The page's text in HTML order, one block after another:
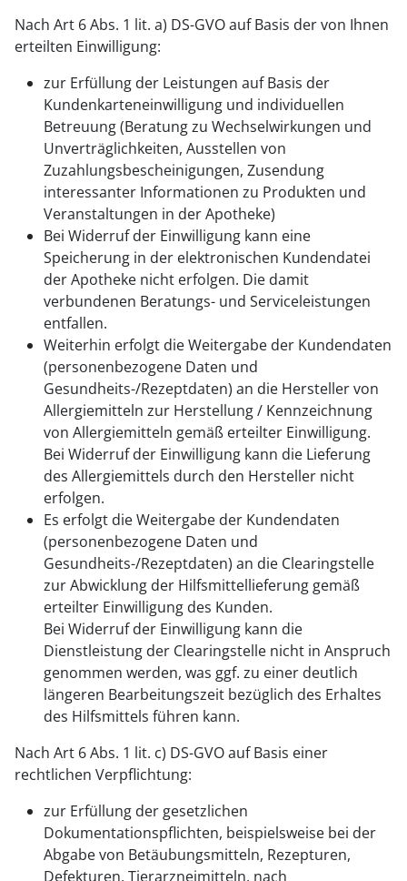
Nach Art 6 Abs. 1 lit. a) DS-GVO auf Basis der von Ihnen
erteilten Einwilligung:
zur Erfüllung der Leistungen auf Basis der
Kundenkarteneinwilligung und individuellen
Betreuung (Beratung zu Wechselwirkungen und
Unverträglichkeiten, Ausstellen von
Zuzahlungsbescheinigungen, Zusendung
interessanter Informationen zu Produkten und
Veranstaltungen in der Apotheke)
Bei Widerruf der Einwilligung kann eine
Speicherung in der elektronischen Kundendatei
der Apotheke nicht erfolgen. Die damit
verbundenen Beratungs- und Serviceleistungen
entfallen.
Weiterhin erfolgt die Weitergabe der Kundendaten
(personenbezogene Daten und
Gesundheits-/Rezeptdaten) an die Hersteller von
Allergiemitteln zur Herstellung / Kennzeichnung
von Allergiemitteln gemäß erteilter Einwilligung.
Bei Widerruf der Einwilligung kann die Lieferung
des Allergiemittels durch den Hersteller nicht
erfolgen.
Es erfolgt die Weitergabe der Kundendaten
(personenbezogene Daten und
Gesundheits-/Rezeptdaten) an die Clearingstelle
zur Abwicklung der Hilfsmittellieferung gemäß
erteilter Einwilligung des Kunden.
Bei Widerruf der Einwilligung kann die
Dienstleistung der Clearingstelle nicht in Anspruch
genommen werden, was ggf. zu einer deutlich
längeren Bearbeitungszeit bezüglich des Erhaltes
des Hilfsmittels führen kann.
Nach Art 6 Abs. 1 lit. c) DS-GVO auf Basis einer
rechtlichen Verpflichtung:
zur Erfüllung der gesetzlichen
Dokumentationspflichten, beispielsweise bei der
Abgabe von Betäubungsmitteln, Rezepturen,
Defekturen, Tierarzneimitteln, nach